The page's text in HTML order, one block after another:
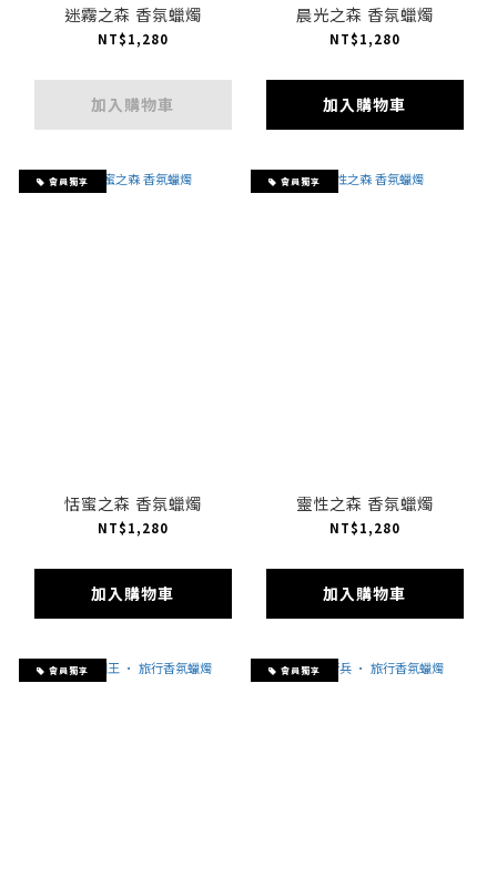
迷霧之森 香氛蠟燭
NT$1,280
加入購物車
晨光之森 香氛蠟燭
NT$1,280
加入購物車
會員獨享
恬蜜之森 香氛蠟燭
NT$1,280
加入購物車
會員獨享
靈性之森 香氛蠟燭
NT$1,280
加入購物車
會員獨享 會員獨享